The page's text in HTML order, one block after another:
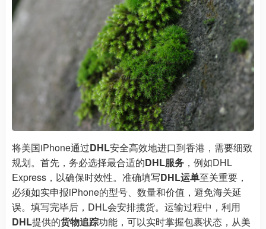
将美国iPhone通过DHL安全高效地进口到香港，需要细致
规划。首先，务必选择最合适的DHL服务 ，例如DHL
Express，以确保时效性。准确填写DHL运单至关重要，
必须如实申报iPhone的型号、数量和价值，避免海关延
误。填写完毕后，DHL会安排揽货。运输过程中，利用
DHL提供的货物追踪功能，可以实时掌握包裹状态，从美